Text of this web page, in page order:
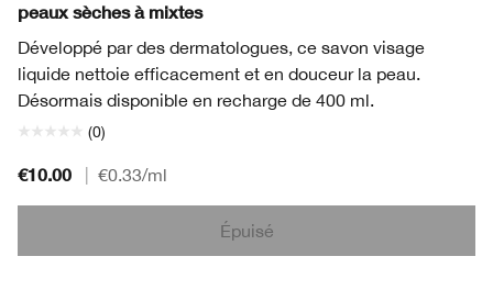
peaux sèches à mixtes
Développé par des dermatologues, ce savon visage
liquide nettoie efficacement et en douceur la peau.
Désormais disponible en recharge de 400 ml.
(0)
€10.00 €0.33/ml
Épuisé